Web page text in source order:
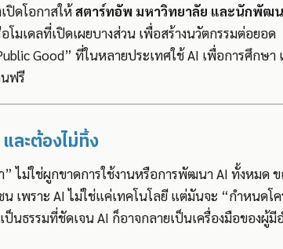
ปิดโอกาสให้สตาร์ทอัพ มหาวิทยาลัย และนักพัฒ
มเดลที่เปิดเผยบางส่วน เพื่อสร้างนวัตกรรมต่อยอด
Good” ที่ในหลายประเทศใช้ AI เพื่อการศึกษ
นฟรี
ละต้องไม่ทิ้ง
” ไม่ใช่ผูกขาดการใช้งานหรือการพัฒนา AI ทั้งหมด
เพราะ AI ไม่ใช่แค่เทคโนโลยี แต่มันจะ “กำหนดโ
นธรรมที่ชัดเจน AI ก็อาจกลายเป็นเครื่องมือของผู้มี